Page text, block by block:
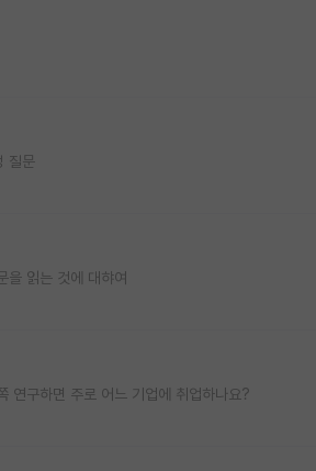
질문
을 읽는 것에 대햐여
연구하면 주로 어느 기업에 취업하나요?